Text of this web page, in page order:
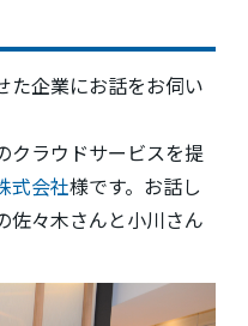
た企業にお話をお伺い
クラウドサービスを提
式会社様です。お話し
佐々木さんと小川さん